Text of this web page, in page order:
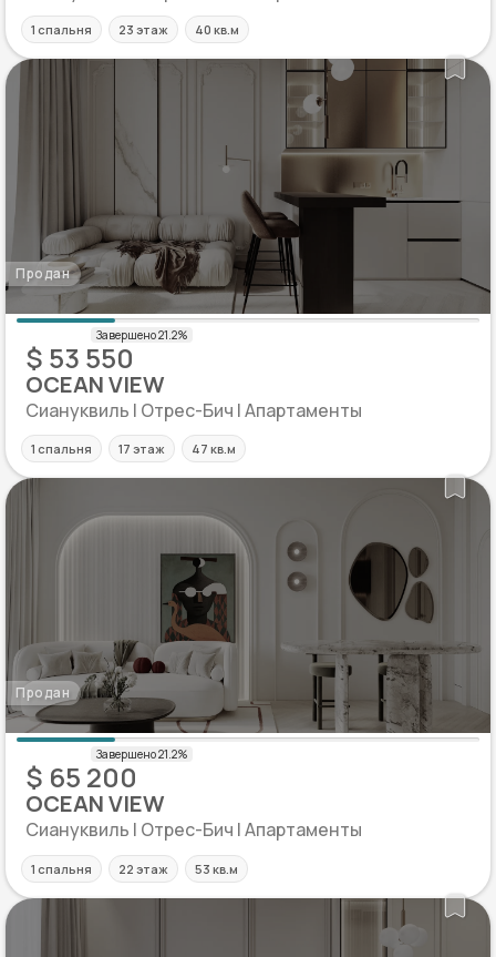
1 спальня 23 этаж 40 кв.м
Продан
$ 53 550
OCEAN VIEW
Сиануквиль | Отрес-Бич | Апартаменты
1 спальня 17 этаж 47 кв.м
Продан
$ 65 200
OCEAN VIEW
Сиануквиль | Отрес-Бич | Апартаменты
1 спальня 22 этаж 53 кв.м